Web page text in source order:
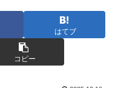
はてブ
コピー